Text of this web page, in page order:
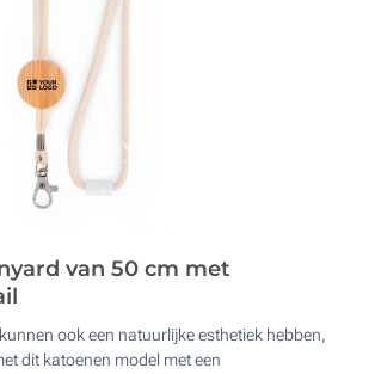
van 50 cm met
ook een natuurlijke esthetiek hebben,
dit katoenen model met een